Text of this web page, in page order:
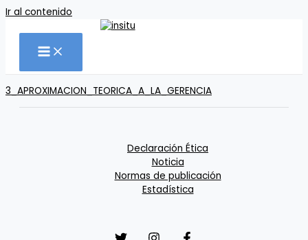
Ir al contenido
3_APROXIMACION_TEORICA_A_LA_GERENCIA
Declaración Ética
Noticia
Normas de publicación
Estadística